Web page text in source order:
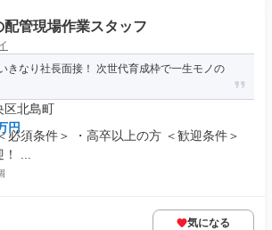
管現場作業スタッフ
きなり社長面接！ 次世代育成枠で一生モノの
区北島町
円
必須条件＞ ・高卒以上の方 ＜歓迎条件＞
...
気になる